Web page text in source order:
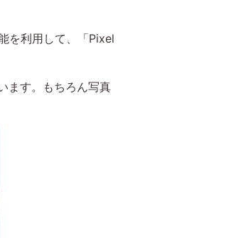
を利用して、「Pixel
ます。もちろん写真